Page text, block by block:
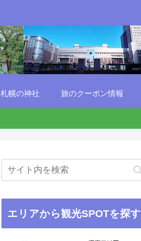
札幌の神社 旅のクーポン情報
エリアから観光SPOTを探す